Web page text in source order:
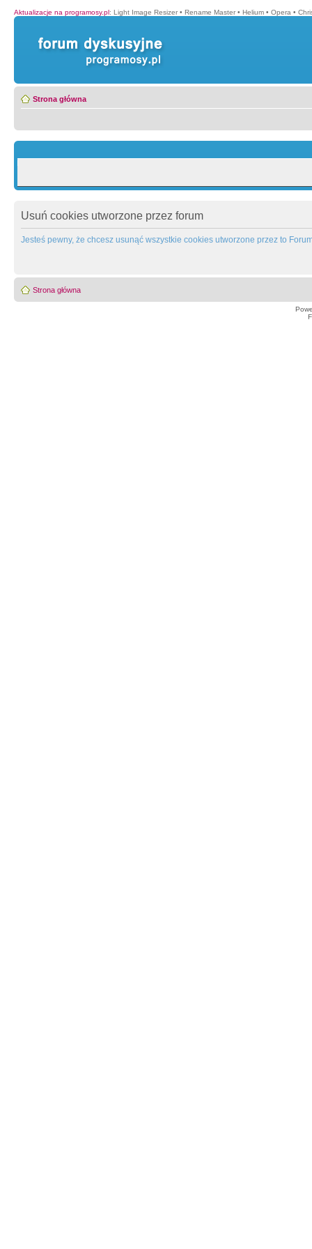
Aktualizacje na programosy.pl: Light Image Resizer • Rename Master • Helium • Opera •
Strona główna
Usuń cookies utworzone przez forum
Jesteś pewny, że chcesz usunąć wszystkie cookies utworzone przez to
Strona główna